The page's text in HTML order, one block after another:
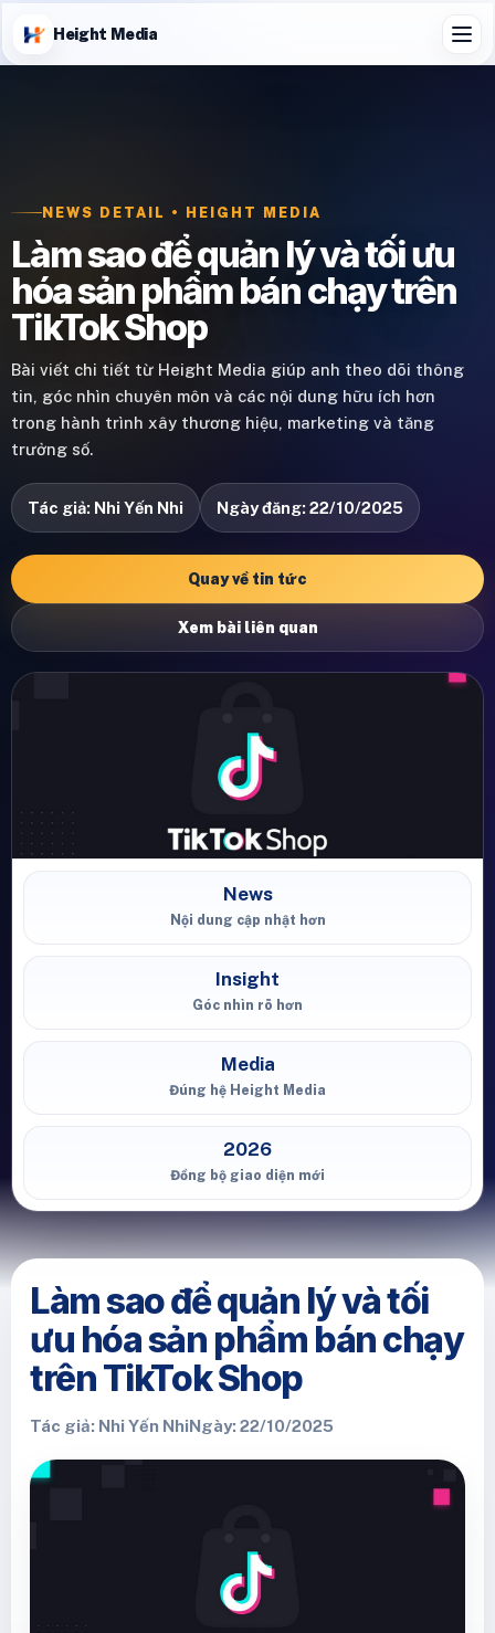
Height Media
NEWS DETAIL • HEIGHT MEDIA
Làm sao để quản lý và tối ưu
hóa sản phẩm bán chạy trên
TikTok Shop
Bài viết chi tiết từ Height Media giúp anh theo dõi thông
tin, góc nhìn chuyên môn và các nội dung hữu ích hơn
trong hành trình xây thương hiệu, marketing và tăng
trưởng số.
Tác giả: Nhi Yến Nhi Ngày đăng: 22/10/2025
Quay về tin tức
Xem bài liên quan
News
Nội dung cập nhật hơn
Insight
Góc nhìn rõ hơn
Media
Đúng hệ Height Media
2026
Đồng bộ giao diện mới
Làm sao để quản lý và tối
ưu hóa sản phẩm bán chạy
trên TikTok Shop
Tác giả: Nhi Yến NhiNgày: 22/10/2025